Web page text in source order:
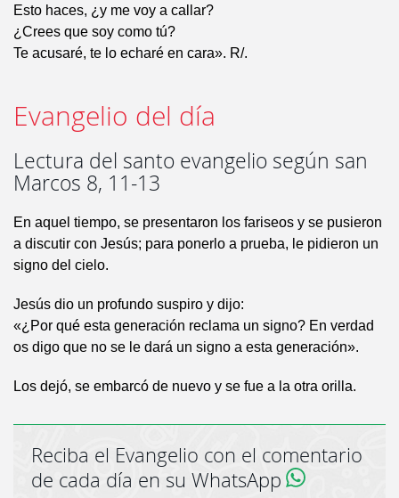
Esto haces, ¿y me voy a callar?
¿Crees que soy como tú?
Te acusaré, te lo echaré en cara». R/.
Evangelio del día
Lectura del santo evangelio según san
Marcos 8, 11-13
En aquel tiempo, se presentaron los fariseos y se pusieron
a discutir con Jesús; para ponerlo a prueba, le pidieron un
signo del cielo.
Jesús dio un profundo suspiro y dijo:
«¿Por qué esta generación reclama un signo? En verdad
os digo que no se le dará un signo a esta generación».
Los dejó, se embarcó de nuevo y se fue a la otra orilla.
Reciba el Evangelio con el comentario
de cada día en su WhatsApp